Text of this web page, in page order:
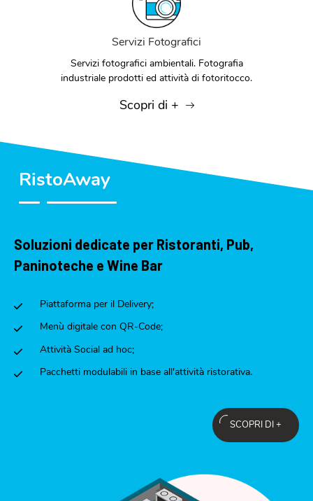
Servizi Fotografici
Servizi fotografici ambientali. Fotografia
industriale prodotti ed attività di fotoritocco.
Scopri di +
RistoAway
Soluzioni dedicate per Ristoranti, Pub,
Paninoteche e Wine Bar
Piattaforma per il Delivery;
Menù digitale con QR-Code;
Attività Social ad hoc;
Pacchetti modulabili in base all'attività ristorativa.
SCOPRI DI +